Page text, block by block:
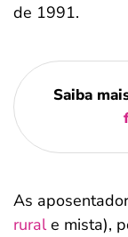
de 1991.
Saiba
As
rurale mista),